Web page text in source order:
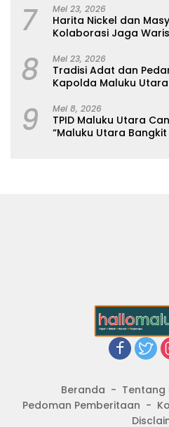
7 Mei 23, 2026
Harita Nickel dan
Kolaborasi Jaga
8 Mei 23, 2026
Tradisi Adat dan
Kapolda Maluku
9 Mei 8, 2026
TPID Maluku Utara
“Maluku Utara
Beranda Tentang
Pedoman Pemberitaan